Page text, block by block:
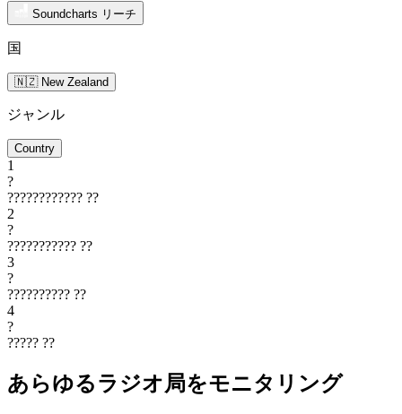
Soundcharts リーチ
国
🇳🇿 New Zealand
ジャンル
Country
1
?
???????????? ??
2
?
??????????? ??
3
?
?????????? ??
4
?
????? ??
あらゆるラジオ局をモニタリング